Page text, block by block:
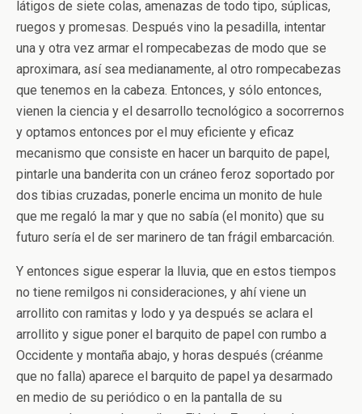
látigos de siete colas, amenazas de todo tipo, súplicas,
ruegos y promesas. Después vino la pesadilla, intentar
una y otra vez armar el rompecabezas de modo que se
aproximara, así sea medianamente, al otro rompecabezas
que tenemos en la cabeza. Entonces, y sólo entonces,
vienen la ciencia y el desarrollo tecnológico a socorrernos
y optamos entonces por el muy eficiente y eficaz
mecanismo que consiste en hacer un barquito de papel,
pintarle una banderita con un cráneo feroz soportado por
dos tibias cruzadas, ponerle encima un monito de hule
que me regaló la mar y que no sabía (el monito) que su
futuro sería el de ser marinero de tan frágil embarcación.
Y entonces sigue esperar la lluvia, que en estos tiempos
no tiene remilgos ni consideraciones, y ahí viene un
arrollito con ramitas y lodo y ya después se aclara el
arrollito y sigue poner el barquito de papel con rumbo a
Occidente y montaña abajo, y horas después (créanme
que no falla) aparece el barquito de papel ya desarmado
en medio de su periódico o en la pantalla de su